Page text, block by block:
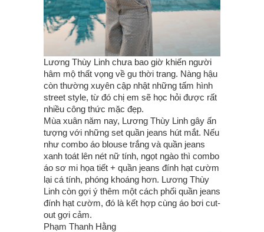
Lương Thùy Linh chưa bao giờ khiến người
hâm mộ thất vọng về gu thời trang. Nàng hậu
còn thường xuyên cập nhật những tấm hình
street style, từ đó chị em sẽ học hỏi được rất
nhiều công thức mặc đẹp.
Mùa xuân năm nay, Lương Thùy Linh gây ấn
tượng với những set quần jeans hút mắt. Nếu
như combo áo blouse trắng và quần jeans
xanh toát lên nét nữ tính, ngọt ngào thì combo
áo sơ mi họa tiết + quần jeans đính hạt cườm
lại cá tính, phóng khoáng hơn. Lương Thùy
Linh còn gợi ý thêm một cách phối quần jeans
đính hạt cườm, đó là kết hợp cùng áo bơi cut-
out gợi cảm.
Phạm Thanh Hằng